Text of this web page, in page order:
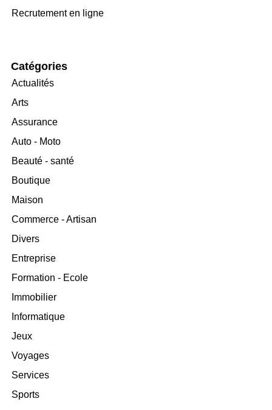
Recrutement en ligne
Catégories
Actualités
Arts
Assurance
Auto - Moto
Beauté - santé
Boutique
Maison
Commerce - Artisan
Divers
Entreprise
Formation - Ecole
Immobilier
Informatique
Jeux
Voyages
Services
Sports